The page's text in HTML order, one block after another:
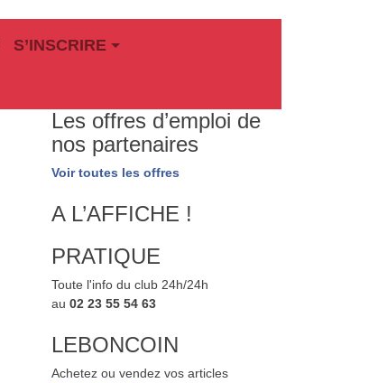
S’INSCRIRE
Les offres d’emploi de
nos partenaires
Voir toutes les offres
A L’AFFICHE !
PRATIQUE
Toute l'info du club 24h/24h
au 02 23 55 54 63
LEBONCOIN
Achetez ou vendez vos articles